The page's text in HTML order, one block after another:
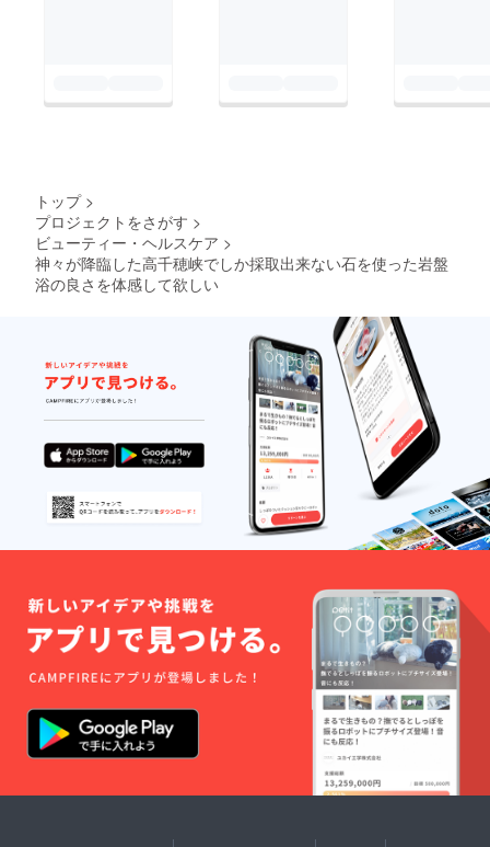
トップ >
プロジェクトをさがす >
ビューティー・ヘルスケア >
神々が降臨した高千穂峡でしか採取出来ない石を使った岩盤
浴の良さを体感して欲しい